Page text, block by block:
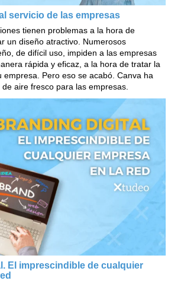
servicio de las empresas
tienen problemas a la hora de
un diseño atractivo. Numerosos
de difícil uso, impiden a las empresas
rápida y eficaz, a la hora de tratar la
empresa. Pero eso se acabó. Canva ha
aire fresco para las empresas.
El imprescindible de cualquier